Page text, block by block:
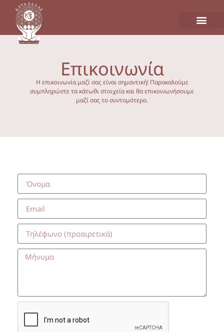
Επικοινωνία
Η επικοινωνία μαζί σας είναι σημαντική! Παρακαλούμε
συμπληρώστε τα κάτωθι στοιχεία και θα επικοινωνήσουμε
μαζί σας το συντομότερο.